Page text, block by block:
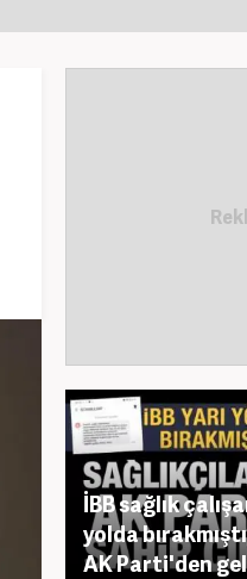
İBB sağlık
yolda
AK Parti'den